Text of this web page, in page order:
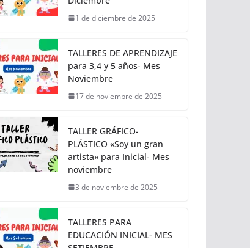
1 de diciembre de 2025
TALLERES DE APRENDIZAJE
para 3,4 y 5 años- Mes
Noviembre
17 de noviembre de 2025
TALLER GRÁFICO-
PLÁSTICO «Soy un gran
artista» para Inicial- Mes
noviembre
3 de noviembre de 2025
TALLERES PARA
EDUCACIÓN INICIAL- MES